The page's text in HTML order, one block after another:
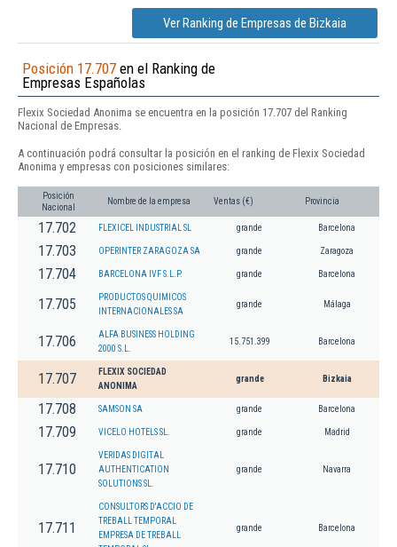
Ver Ranking de Empresas de Bizkaia
Posición 17.707 en el Ranking de
Empresas Españolas
Flexix Sociedad Anonima se encuentra en la posición 17.707 del Ranking
Nacional de Empresas.
A continuación podrá consultar la posición en el ranking de Flexix Sociedad
Anonima y empresas con posiciones similares:
Posición
Nacional
Nombre de la empresa Ventas (€) Provincia
17.702 FLEXICEL INDUSTRIAL SL grande Barcelona
17.703 OPERINTER ZARAGOZA SA grande Zaragoza
17.704 BARCELONA IVF S.L.P. grande Barcelona
17.705
PRODUCTOS QUIMICOS
INTERNACIONALES SA
grande Málaga
17.706
ALFA BUSINESS HOLDING
2000 S.L.
15.751.399 Barcelona
17.707
FLEXIX SOCIEDAD
ANONIMA
grande Bizkaia
17.708 SAMSON SA grande Barcelona
17.709 VICELO HOTELS SL. grande Madrid
17.710
VERIDAS DIGITAL
AUTHENTICATION
SOLUTIONS SL.
grande Navarra
17.711
CONSULTORS D'ACCIO DE
TREBALL TEMPORAL
EMPRESA DE TREBALL
grande Barcelona